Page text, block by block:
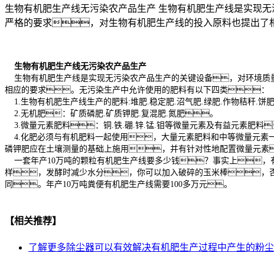
生物有机肥生产线无污染农产品生产 生物有机肥生产线是
严格的要求，对生物有机肥生产线的投入原料也提出
生物有机肥生产线无污染农产品生产
生物有机肥生产线是实现无污染农产品生产的关键设备，对环
相应的要求。无污染生产中允许使用的肥料有以下四类：
1.生物有机肥生产线生产的肥料:堆肥.稳定肥.沼气肥.绿肥.作物秸秆.
2.无机肥：矿质磷肥.矿质钾肥.复混肥.氮肥。
3.微量元素肥料：铜.铁.硼.锌.锰.钼等微量元素及有益元素肥料
4.化肥必须与有机肥料一起使用，大量元素肥料和中等微量元
磷钾肥应在土壤测量的基础上施用，并有针对性地配置微量元
一套年产10万吨的颗粒有机肥生产线要多少钱？事实上，
样，发酵时减少水分，你可以加入破碎的玉米棒
同。年产10万吨粪便有机肥生产线需要100多万元。
【相关推荐】
了解更多除尘器可以有效解决有机肥生产过程中产生的粉尘